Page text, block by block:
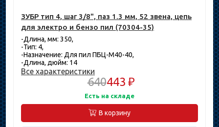
ЗУБР тип 4, шаг 3/8", паз 1.3 мм, 52 звена, цепь
для электро и бензо пил (70304-35)
-Длина, мм: 350,
-Тип: 4,
-Назначение: Для пил ПБЦ-М40-40,
-Длина, дюйм: 14
Все характеристики
640443 ₽
Есть на складе
В корзину